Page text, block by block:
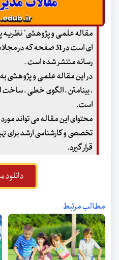
مقاله علمی و پژوهشی" نظریه
ای است در 31 صفحه که
رسانه منتشر شده است .
در این مقاله علمی و پژوهشی
، بینامتن ، الگوی خطی ، ساخت
است.
محتوای این مقاله می تواند
تخصصی و کارشناسی ارشد برای
قرار گیرد.
دانلود
مطالب مرتبط